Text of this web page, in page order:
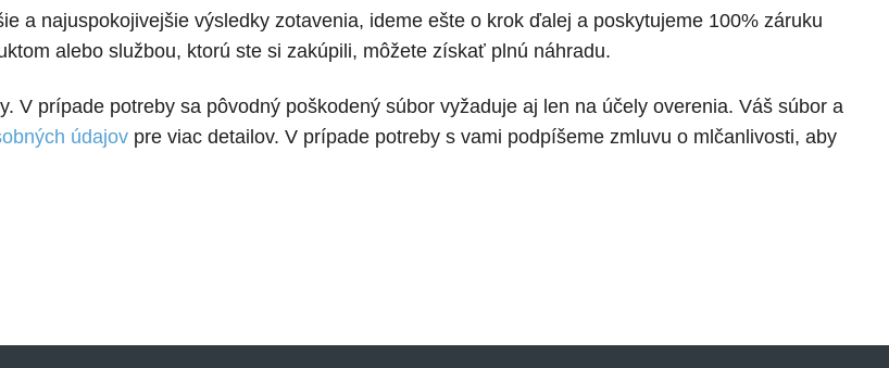
a najuspokojivejšie výsledky zotavenia, ideme ešte o krok ďalej a poskytujeme 100% záruku
alebo službou, ktorú ste si zakúpili, môžete získať plnú náhradu.
V prípade potreby sa pôvodný poškodený súbor vyžaduje aj len na účely overenia. Váš súbor a
údajovpre viac detailov. V prípade potreby s vami podpíšeme zmluvu o mlčanlivosti, aby